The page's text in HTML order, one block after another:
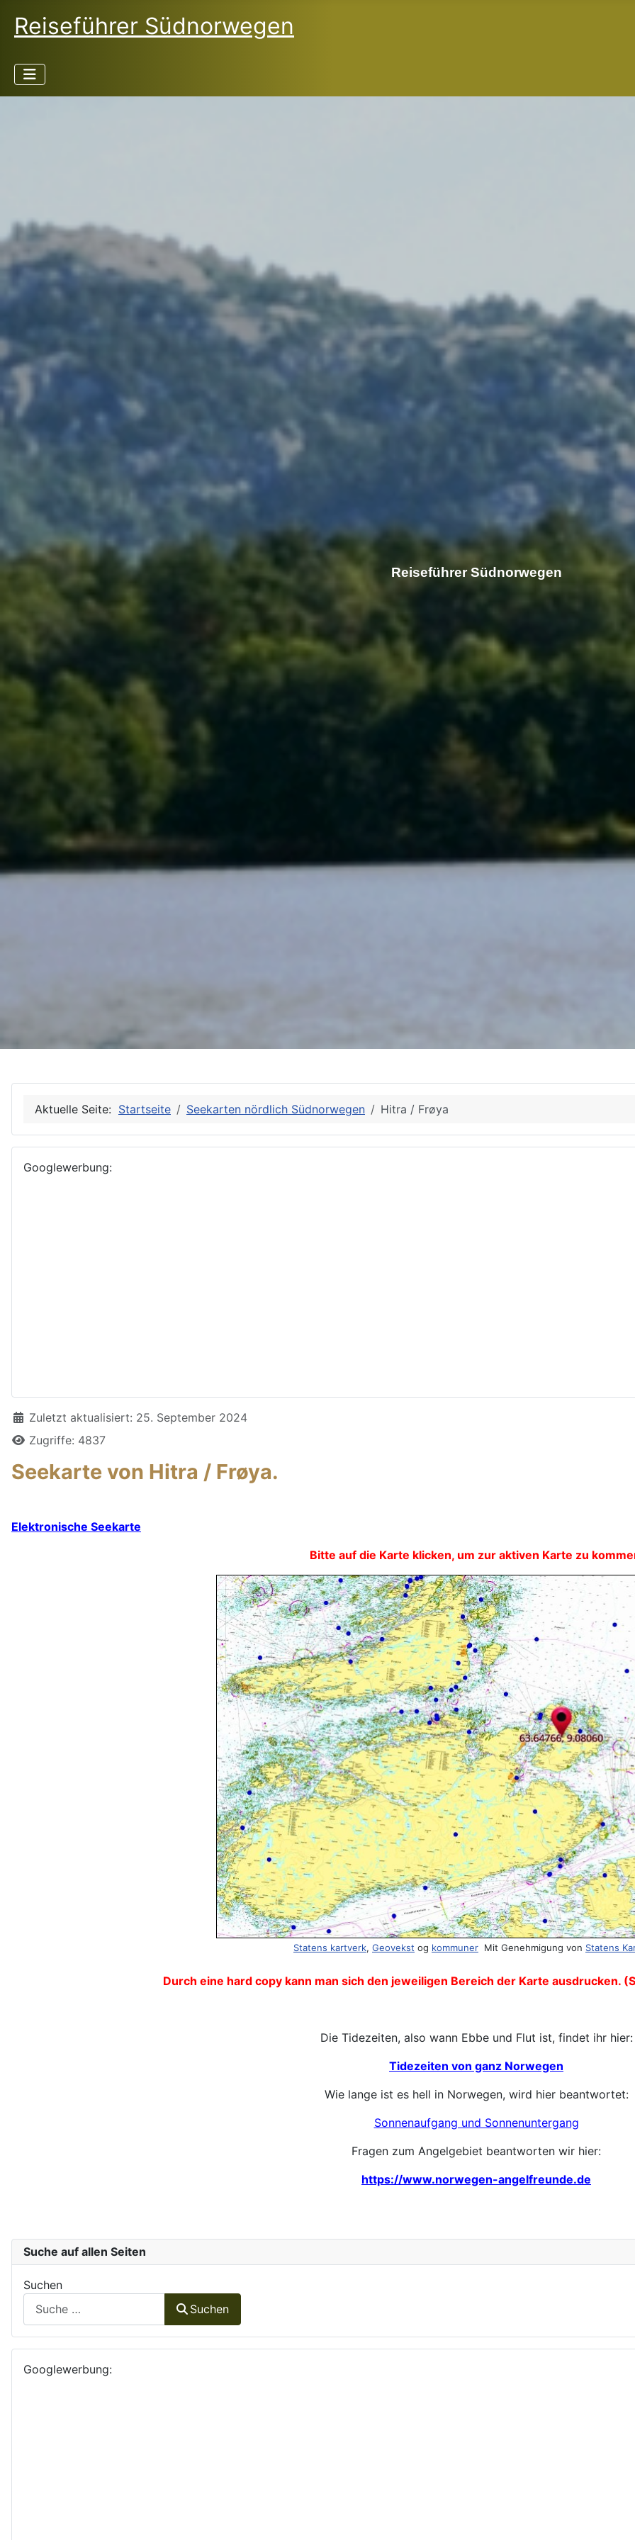
Reiseführer Südnorwegen
Reiseführer Südnorwegen
Aktuelle Seite: Startseite Seekarten nördlich Südnorwegen Hitra / Frøya
Googlewerbung:
DetailsZuletzt aktualisiert: 25. September 2024
Zugriffe: 4837
Seekarte von Hitra / Frøya.
Elektronische Seekarte
Bitte auf die Karte klicken, um zur aktiven Karte zu
Statens kartverk, Geovekst og kommuner Mit Genehmigung von Statens
Durch eine hard copy kann man sich den jeweiligen Bereich der Karte ausdrucken.
Die Tidezeiten, also wann Ebbe und Flut ist, findet ihr hier:
Tidezeiten von ganz Norwegen
Wie lange ist es hell in Norwegen, wird hier beantwortet:
Sonnenaufgang und Sonnenuntergang
Fragen zum Angelgebiet beantworten wir hier:
https://www.norwegen-angelfreunde.de
Suche auf allen Seiten
Suchen
Suchen
Googlewerbung: